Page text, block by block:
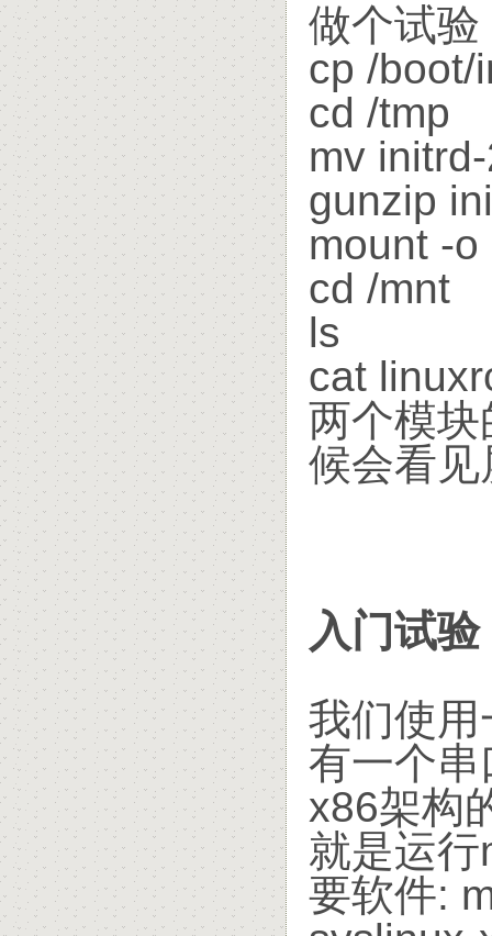
做个试验
cp /boot/
cd /tmp
mv
gunzip
mount -
cd /mnt
ls
cat
两个模
候会看
入门试
我们使
有一个
x86架构
就是运
要软件: